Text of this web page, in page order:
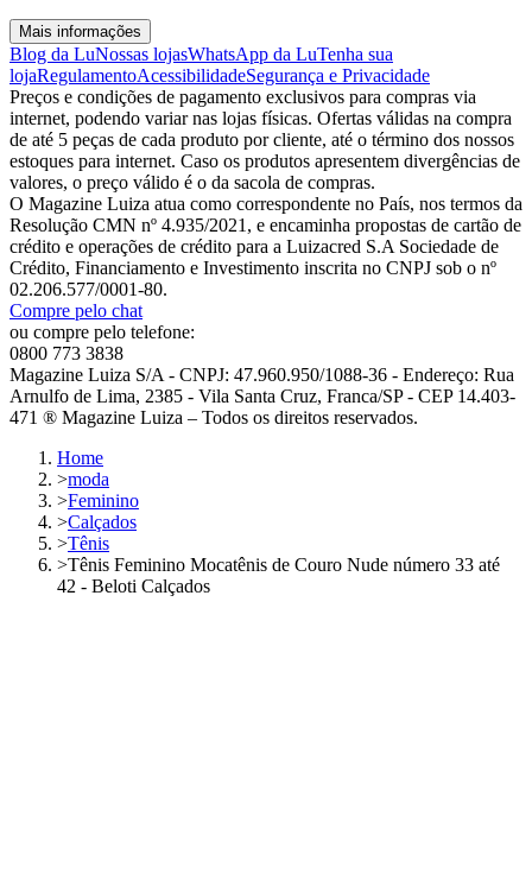
Mais informações
Blog da LuNossas lojasWhatsApp da LuTenha sua
lojaRegulamentoAcessibilidadeSegurança e Privacidade
Preços e condições de pagamento exclusivos para compras via
internet, podendo variar nas lojas físicas. Ofertas válidas na compra
de até 5 peças de cada produto por cliente, até o término dos nossos
estoques para internet. Caso os produtos apresentem divergências de
valores, o preço válido é o da sacola de compras.
O Magazine Luiza atua como correspondente no País, nos termos da
Resolução CMN nº 4.935/2021, e encaminha propostas de cartão de
crédito e operações de crédito para a Luizacred S.A Sociedade de
Crédito, Financiamento e Investimento inscrita no CNPJ sob o nº
02.206.577/0001-80.
Compre pelo chat
ou compre pelo telefone:
0800 773 3838
Magazine Luiza S/A - CNPJ: 47.960.950/1088-36 - Endereço: Rua
Arnulfo de Lima, 2385 - Vila Santa Cruz, Franca/SP - CEP 14.403-
471 ® Magazine Luiza – Todos os direitos reservados.
Home
>moda
>Feminino
>Calçados
>Tênis
>Tênis Feminino Mocatênis de Couro Nude número 33 até
42 - Beloti Calçados